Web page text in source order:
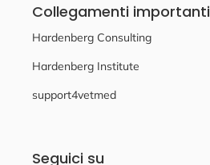
Collegamenti importanti
Hardenberg Consulting
Hardenberg Institute
support4vetmed
Seguici su